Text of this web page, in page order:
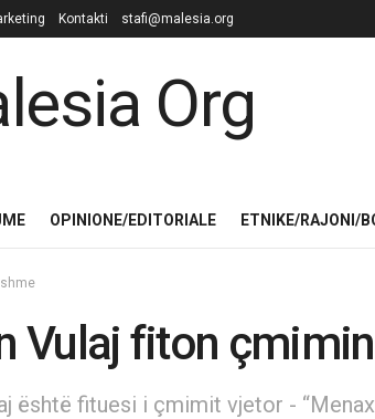
Kontakti stafi@malesia.org
OPINIONE/EDITORIALE ETNIKE/RAJONI/
Vulaj fiton
është fituesi i çmimit vjetor -